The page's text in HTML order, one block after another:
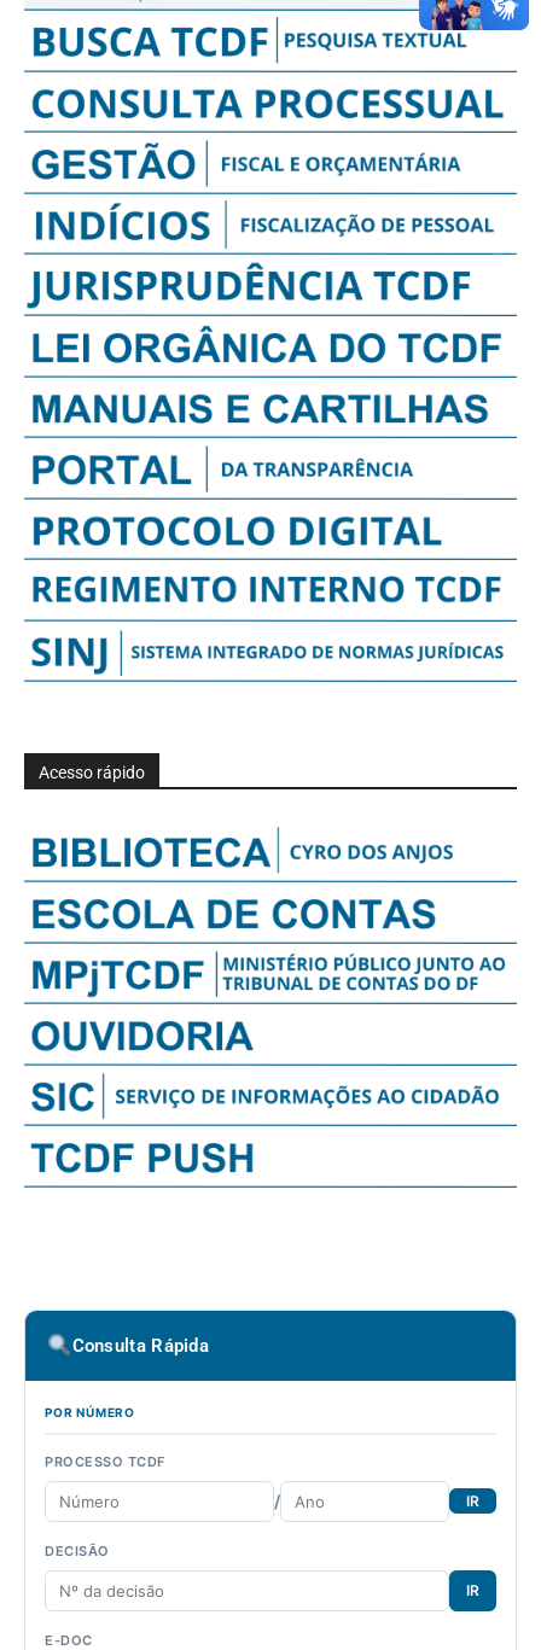
Acesso rápido
Consulta Rápida
POR NÚMERO
PROCESSO TCDF
/ IR
DECISÃO
IR
E-DOC